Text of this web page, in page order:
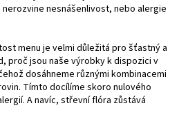
nesnášenlivost, nebo alergie
menu je velmi důležitá pro šťastný a
proč jsou naše výrobky k dispozici v
dosáhneme různými kombinacemi
Tímto docílíme skoro nulového
A navíc, střevní flóra zůstává